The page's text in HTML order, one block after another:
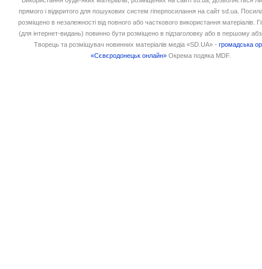
прямого і відкритого для пошукових систем гіперпосилання на сайт sd.ua.
розміщено в незалежності від повного або часткового використання матеріалів.
(для інтернет-видань) повинно бути розміщено в підзаголовку або в першому
Творець та розміщувач новинних матеріалів медіа «SD.UA» -громадська
«Сєвєродонецьк онлайн» Окрема подяка MDF.